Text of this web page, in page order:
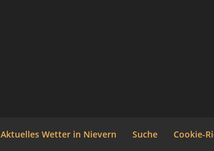
Aktuelles Wetter in Nievern Suche Cookie-